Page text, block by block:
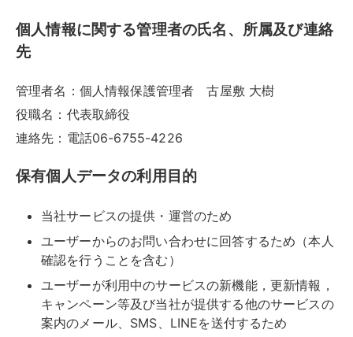
個人情報に関する管理者の氏名、所属及び連絡
先
管理者名：個人情報保護管理者 古屋敷 大樹
役職名：代表取締役
連絡先：電話06-6755-4226
保有個人データの利用目的
当社サービスの提供・運営のため
ユーザーからのお問い合わせに回答するため（本人
確認を行うことを含む）
ユーザーが利用中のサービスの新機能，更新情報，
キャンペーン等及び当社が提供する他のサービスの
案内のメール、SMS、LINEを送付するため